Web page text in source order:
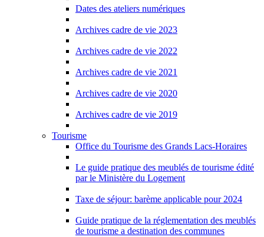
Dates des ateliers numériques
Archives cadre de vie 2023
Archives cadre de vie 2022
Archives cadre de vie 2021
Archives cadre de vie 2020
Archives cadre de vie 2019
Tourisme
Office du Tourisme des Grands Lacs-Horaires
Le guide pratique des meublés de tourisme édité
par le Ministère du Logement
Taxe de séjour: barème applicable pour 2024
Guide pratique de la réglementation des meublés
de tourisme a destination des communes